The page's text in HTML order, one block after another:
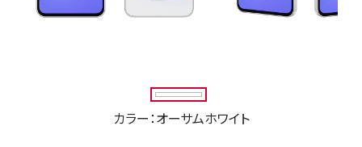
カラー：オーサムホワイト